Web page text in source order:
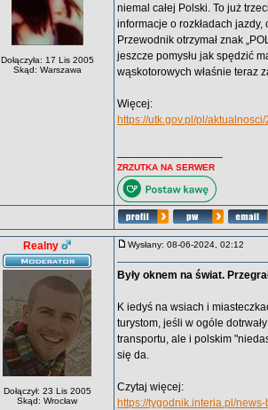
Dołączyła: 17 Lis 2005
Skąd: Warszawa
niemal całej Polski. To już
informacje o rozkładach
Przewodnik otrzymał znak
jeszcze pomysłu jak spędzić
wąskotorowych właśnie teraz
Więcej:
https://utk.gov.pl/pl/
ZRZUTKA NA SERWER
Realny
Dołączył: 23 Lis 2005
Skąd: Wrocław
Wysłany: 08-06-2024, 02:12
Były oknem na świat.
K iedyś na wsiach i
turystom, jeśli w ogóle
transportu, ale i polskim
się da.
Czytaj więcej:
https://tygodnik.interia.pl/